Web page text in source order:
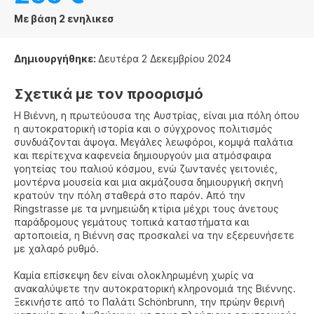
Με βάση 2 ενηλικεσ
Δημιουργήθηκε: Δευτέρα 2 Δεκεμβρίου 2024
Σχετικά με τον προορισμό
Η Βιέννη, η πρωτεύουσα της Αυστρίας, είναι μια πόλη όπου
η αυτοκρατορική ιστορία και ο σύγχρονος πολιτισμός
συνδυάζονται άψογα. Μεγάλες λεωφόροι, κομψά παλάτια
και περίτεχνα καφενεία δημιουργούν μια ατμόσφαιρα
γοητείας του παλιού κόσμου, ενώ ζωντανές γειτονιές,
μοντέρνα μουσεία και μια ακμάζουσα δημιουργική σκηνή
κρατούν την πόλη σταθερά στο παρόν. Από την
Ringstrasse με τα μνημειώδη κτίρια μέχρι τους άνετους
παράδρομους γεμάτους τοπικά καταστήματα και
αρτοποιεία, η Βιέννη σας προσκαλεί να την εξερευνήσετε
με χαλαρό ρυθμό.
Καμία επίσκεψη δεν είναι ολοκληρωμένη χωρίς να
ανακαλύψετε την αυτοκρατορική κληρονομιά της Βιέννης.
Ξεκινήστε από το Παλάτι Schönbrunn, την πρώην θερινή